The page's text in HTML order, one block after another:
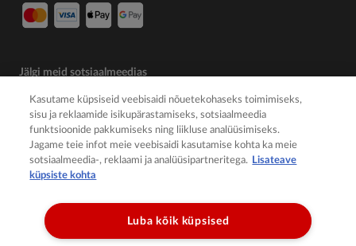
Jälgi meid sotsiaalmeedias
Kasutame küpsiseid veebisaidi nõuetekohaseks toimimiseks,
sisu ja reklaamide isikupärastamiseks, sotsiaalmeedia
funktsioonide pakkumiseks ning liikluse analüüsimiseks.
Jagame teie infot meie veebisaidi kasutamise kohta ka meie
sotsiaalmeedia-, reklaami ja analüüsipartneritega. Lisateave
küpsiste kohta
Luba kõik küpsised